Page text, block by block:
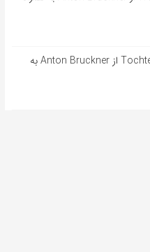
آهنگ آلمانی Tochterkomplex از Anton Bruckner به